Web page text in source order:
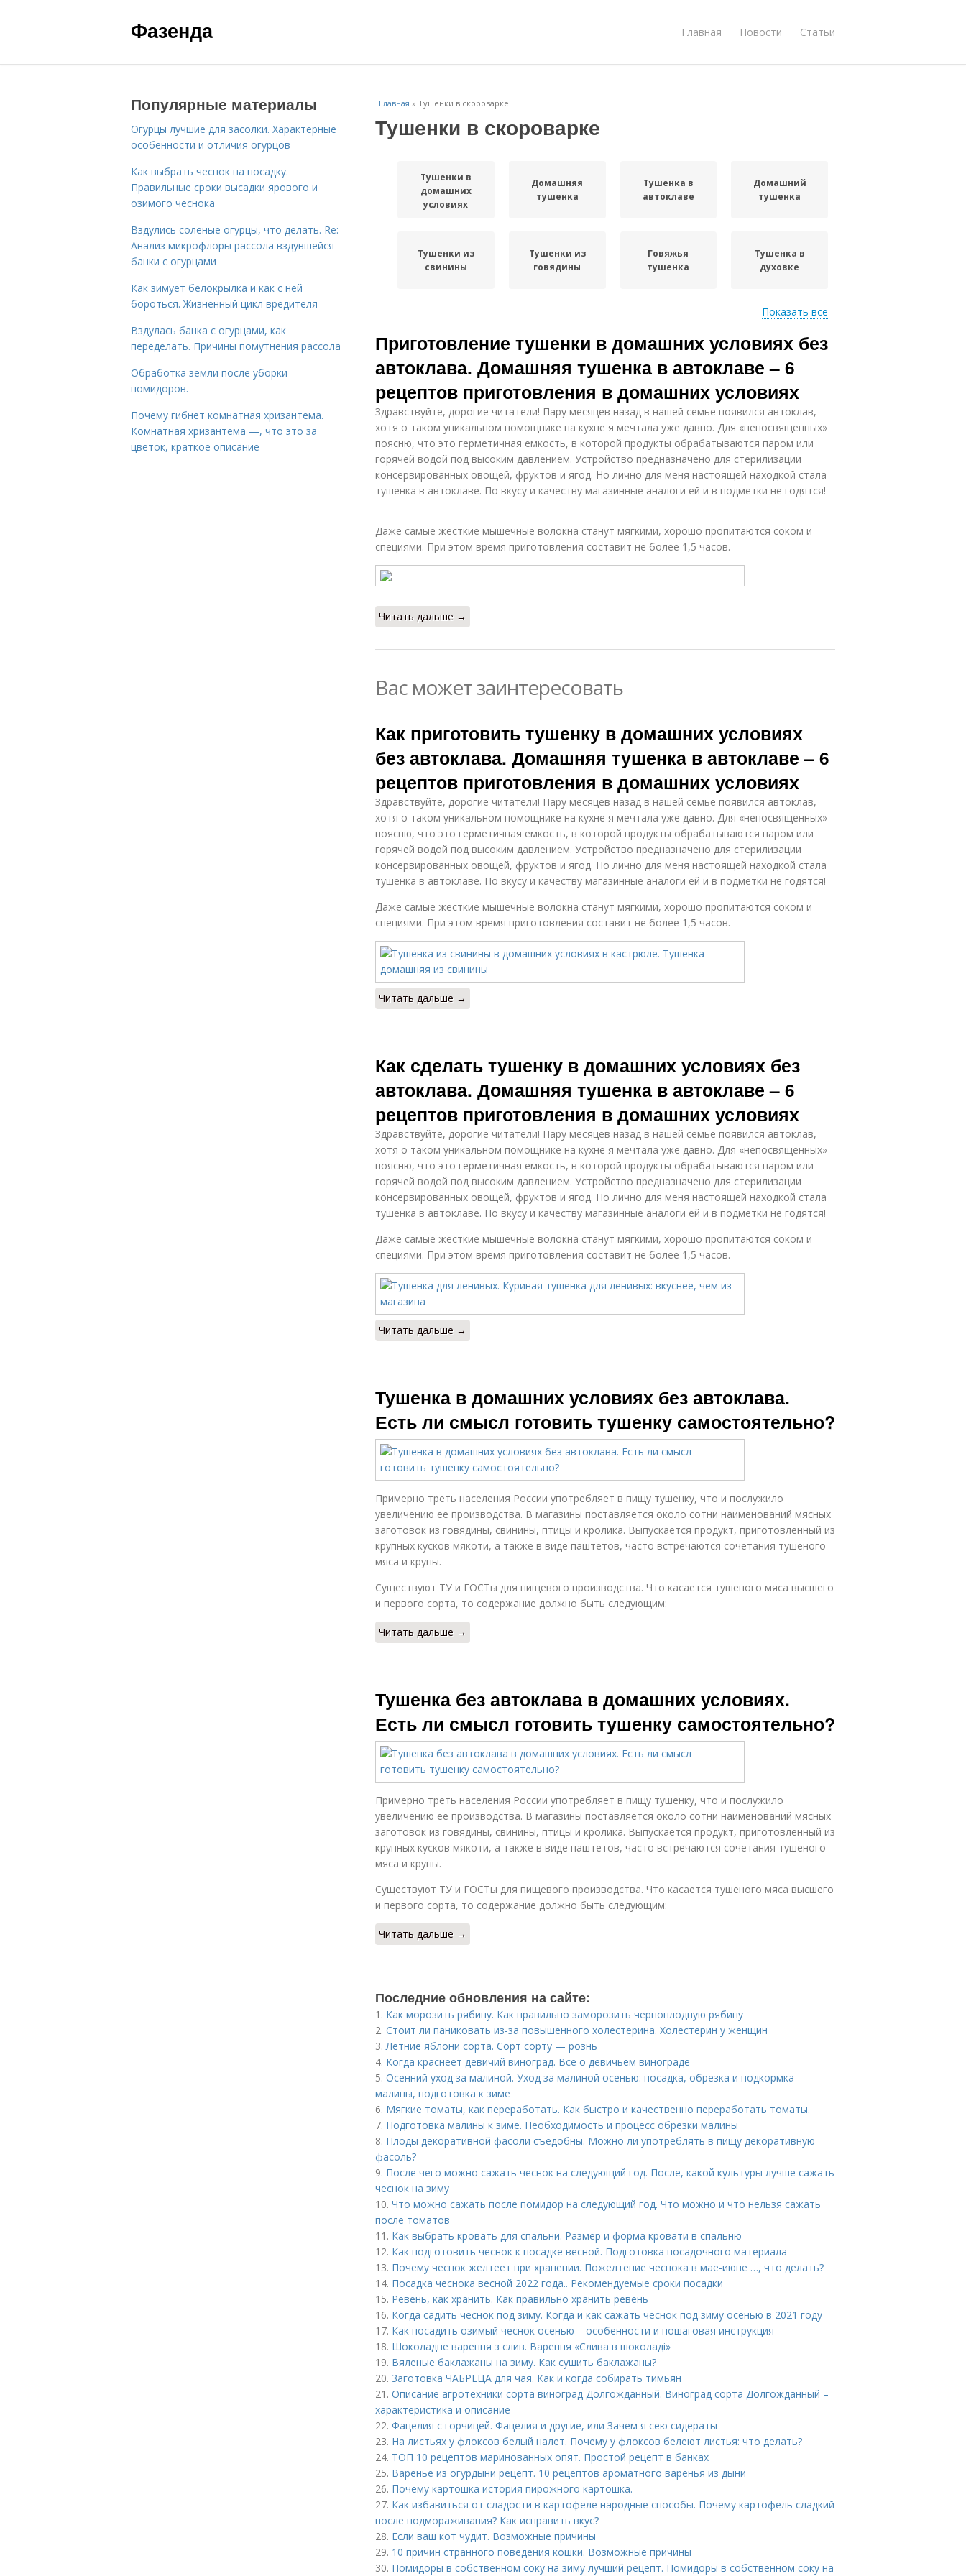
Фазенда Главная Новости Статьи
Главная » Тушенки в скороварке
Тушенки в скороварке
Тушенки в
домашних
условиях
Домашняя
тушенка
Тушенка в
автоклаве
Домашний
тушенка
Тушенки из
свинины
Тушенки из
говядины
Говяжья
тушенка
Тушенка в
духовке
автоклаве
тушенка
скороварке
курицы
Тушенка из
курицы
Тушенка в
домашних
условиях
Показать все
Приготовление тушенки в домашних условиях без
автоклава. Домашняя тушенка в автоклаве – 6
рецептов приготовления в домашних условиях
Здравствуйте, дорогие читатели! Пару месяцев назад в нашей семье появился автоклав,
хотя о таком уникальном помощнике на кухне я мечтала уже давно. Для «непосвященных»
поясню, что это герметичная емкость, в которой продукты обрабатываются паром или
горячей водой под высоким давлением. Устройство предназначено для стерилизации
консервированных овощей, фруктов и ягод. Но лично для меня настоящей находкой стала
тушенка в автоклаве. По вкусу и качеству магазинные аналоги ей и в подметки не годятся!
Даже самые жесткие мышечные волокна станут мягкими, хорошо пропитаются соком и
специями. При этом время приготовления составит не более 1,5 часов.
Читать дальше →
Вас может заинтересовать
Как приготовить тушенку в домашних условиях
без автоклава. Домашняя тушенка в автоклаве – 6
рецептов приготовления в домашних условиях
Здравствуйте, дорогие читатели! Пару месяцев назад в нашей семье появился автоклав,
хотя о таком уникальном помощнике на кухне я мечтала уже давно. Для «непосвященных»
поясню, что это герметичная емкость, в которой продукты обрабатываются паром или
горячей водой под высоким давлением. Устройство предназначено для стерилизации
консервированных овощей, фруктов и ягод. Но лично для меня настоящей находкой стала
тушенка в автоклаве. По вкусу и качеству магазинные аналоги ей и в подметки не годятся!
Даже самые жесткие мышечные волокна станут мягкими, хорошо пропитаются соком и
специями. При этом время приготовления составит не более 1,5 часов.
Читать дальше →
Как сделать тушенку в домашних условиях без
автоклава. Домашняя тушенка в автоклаве – 6
рецептов приготовления в домашних условиях
Здравствуйте, дорогие читатели! Пару месяцев назад в нашей семье появился автоклав,
хотя о таком уникальном помощнике на кухне я мечтала уже давно. Для «непосвященных»
поясню, что это герметичная емкость, в которой продукты обрабатываются паром или
горячей водой под высоким давлением. Устройство предназначено для стерилизации
консервированных овощей, фруктов и ягод. Но лично для меня настоящей находкой стала
тушенка в автоклаве. По вкусу и качеству магазинные аналоги ей и в подметки не годятся!
Даже самые жесткие мышечные волокна станут мягкими, хорошо пропитаются соком и
специями. При этом время приготовления составит не более 1,5 часов.
Читать дальше →
Тушенка в домашних условиях без автоклава.
Есть ли смысл готовить тушенку самостоятельно?
Примерно треть населения России употребляет в пищу тушенку, что и послужило
увеличению ее производства. В магазины поставляется около сотни наименований мясных
заготовок из говядины, свинины, птицы и кролика. Выпускается продукт, приготовленный из
крупных кусков мякоти, а также в виде паштетов, часто встречаются сочетания тушеного
мяса и крупы.
Существуют ТУ и ГОСТы для пищевого производства. Что касается тушеного мяса высшего
и первого сорта, то содержание должно быть следующим:
Читать дальше →
Тушенка без автоклава в домашних условиях.
Есть ли смысл готовить тушенку самостоятельно?
Примерно треть населения России употребляет в пищу тушенку, что и послужило
увеличению ее производства. В магазины поставляется около сотни наименований мясных
заготовок из говядины, свинины, птицы и кролика. Выпускается продукт, приготовленный из
крупных кусков мякоти, а также в виде паштетов, часто встречаются сочетания тушеного
мяса и крупы.
Существуют ТУ и ГОСТы для пищевого производства. Что касается тушеного мяса высшего
и первого сорта, то содержание должно быть следующим:
Читать дальше →
Последние обновления на сайте:
1. Как морозить рябину. Как правильно заморозить черноплодную рябину
2. Стоит ли паниковать из-за повышенного холестерина. Холестерин у женщин
3.Летние яблони сорта. Сорт сорту — рознь
4. Когда краснеет девичий виноград. Все о девичьем винограде
5. Осенний уход за малиной. Уход за малиной осенью: посадка, обрезка и подкормка
малины, подготовка к зиме
6. Мягкие томаты, как переработать. Как быстро и качественно переработать томаты.
7. Подготовка малины к зиме. Необходимость и процесс обрезки малины
8. Плоды декоративной фасоли съедобны. Можно ли употреблять в пищу декоративную
фасоль?
9. После чего можно сажать чеснок на следующий год. После, какой культуры лучше сажать
чеснок на зиму
10. Что можно сажать после помидор на следующий год. Что можно и что нельзя сажать
после томатов
11. Как выбрать кровать для спальни. Размер и форма кровати в спальню
12. Как подготовить чеснок к посадке весной. Подготовка посадочного материала
13. Почему чеснок желтеет при хранении. Пожелтение чеснока в мае-июне …, что делать?
14. Посадка чеснока весной 2022 года.. Рекомендуемые сроки посадки
15. Ревень, как хранить. Как правильно хранить ревень
16. Когда садить чеснок под зиму. Когда и как сажать чеснок под зиму осенью в 2021 году
17. Как посадить озимый чеснок осенью – особенности и пошаговая инструкция
18. Шоколадне варення з слив. Варення «Слива в шоколаді»
19. Вяленые баклажаны на зиму. Как сушить баклажаны?
20. Заготовка ЧАБРЕЦА для чая. Как и когда собирать тимьян
21. Описание агротехники сорта виноград Долгожданный. Виноград сорта Долгожданный –
характеристика и описание
22. Фацелия с горчицей. Фацелия и другие, или Зачем я сею сидераты
23. На листьях у флоксов белый налет. Почему у флоксов белеют листья: что делать?
24. ТОП 10 рецептов маринованных опят. Простой рецепт в банках
25. Варенье из огурдыни рецепт. 10 рецептов ароматного варенья из дыни
26. Почему картошка история пирожного картошка.
27. Как избавиться от сладости в картофеле народные способы. Почему картофель сладкий
после подмораживания? Как исправить вкус?
28. Если ваш кот чудит. Возможные причины
29. 10 причин странного поведения кошки. Возможные причины
30. Помидоры в собственном соку на зиму лучший рецепт. Помидоры в собственном соку на
Популярные материалы
Огурцы лучшие для засолки. Характерные
особенности и отличия огурцов
Как выбрать чеснок на посадку.
Правильные сроки высадки ярового и
озимого чеснока
Вздулись соленые огурцы, что делать. Re:
Анализ микрофлоры рассола вздувшейся
банки с огурцами
Как зимует белокрылка и как с ней
бороться. Жизненный цикл вредителя
Вздулась банка с огурцами, как
переделать. Причины помутнения рассола
Обработка земли после уборки
помидоров.
Почему гибнет комнатная хризантема.
Комнатная хризантема —, что это за
цветок, краткое описание